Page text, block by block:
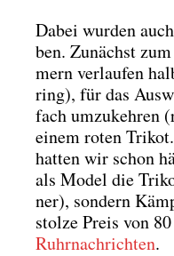
Dabei wur­den
ben. Zunächst
mern ver­lau­fen
ring), für das
fach umzu­keh­ren
einem roten
hat­ten wir schon
als Model die
ner), son­dern
stol­ze Preis von
Ruhr­nach­rich­ten.